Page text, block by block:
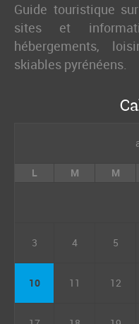
Guide touristique
sites et
hébergements,
skiables pyrénéens.
L M M
3 4 5
10 11 12